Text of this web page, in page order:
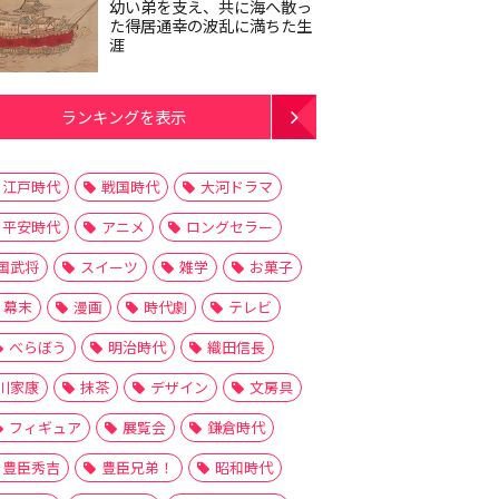
幼い弟を支え、共に海へ散っ
た得居通幸の波乱に満ちた生
涯
ランキングを表示
江戸時代 戦国時代
大河ドラマ
平安時代
アニメ
ロングセラー
武将
スイーツ 雑学
お菓子
幕末
漫画 時代劇
テレビ
べらぼう
明治時代
織田信長
家康
抹茶 デザイン
文房具
フィギュア
展覧会
鎌倉時代
豊臣秀吉
豊臣兄弟！
昭和時代